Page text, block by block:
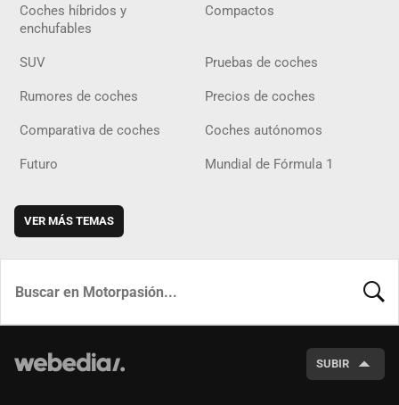
Coches híbridos y
enchufables
Compactos
SUV Pruebas de coches
Rumores de coches Precios de coches
Comparativa de coches Coches autónomos
Futuro Mundial de Fórmula 1
VER MÁS TEMAS
SUBIR